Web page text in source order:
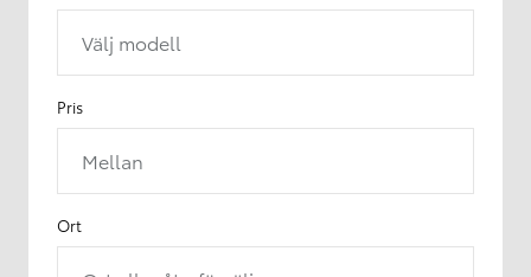
Välj modell
Pris
Mellan
Ort